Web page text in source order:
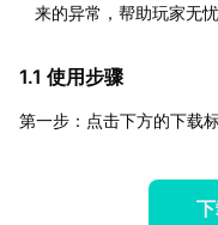
来的异常，帮助玩家无
1.1 使用步骤
第一步：点击下方的下载